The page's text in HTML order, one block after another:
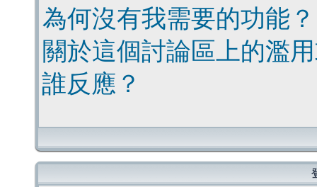
為何沒有我需要的功能？
關於這個討論區上的濫
誰反應？